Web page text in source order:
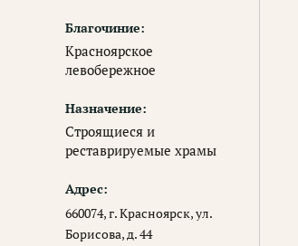
Благочиние:
Красноярское
левобережное
Назначение:
Строящиеся и
реставрируемые храмы
Адрес:
660074, г. Красноярск, ул.
Борисова, д. 44